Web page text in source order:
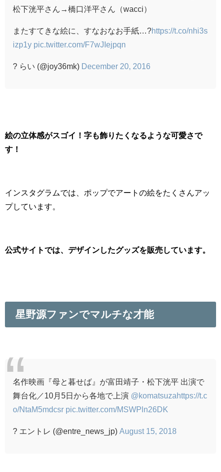
松下洸平さん→橋口洋平さん（wacci）
またすてきな絵に、すなおなお手紙…?https://t.co/nhi3s
izp1y pic.twitter.com/F7wJIejpqn
? らい (@joy36mk) December 20, 2016
絵の立体感がスゴイ！字も飾りたくなるような可愛さで
す！
インスタグラムでは、ポップでアートの絵をたくさんアッ
プしています。
公式サイトでは、デザインしたグッズを販売しています。
星野源ファンでマルチな才能
名作映画『母と暮せば』が富田靖子・松下洸平 出演で
舞台化／10月5日から各地で上演 @komatsuzahttps://t.c
o/NtaM5mdcsr pic.twitter.com/MSWPln26DK
? エントレ (@entre_news_jp) August 15, 2018